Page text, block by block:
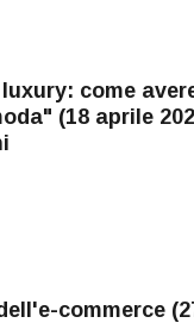
come
(18 aprile
commerce